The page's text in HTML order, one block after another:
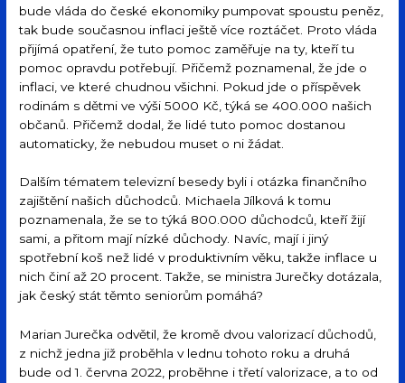
bude vláda do české ekonomiky pumpovat spoustu peněz,
tak bude současnou inflaci ještě více roztáčet. Proto vláda
přijímá opatření, že tuto pomoc zaměřuje na ty, kteří tu
pomoc opravdu potřebují. Přičemž poznamenal, že jde o
inflaci, ve které chudnou všichni. Pokud jde o příspěvek
rodinám s dětmi ve výši 5000 Kč, týká se 400.000 našich
občanů. Přičemž dodal, že lidé tuto pomoc dostanou
automaticky, že nebudou muset o ni žádat.
Dalším tématem televizní besedy byli i otázka finančního
zajištění našich důchodců. Michaela Jílková k tomu
poznamenala, že se to týká 800.000 důchodců, kteří žijí
sami, a přitom mají nízké důchody. Navíc, mají i jiný
spotřební koš než lidé v produktivním věku, takže inflace u
nich činí až 20 procent. Takže, se ministra Jurečky dotázala,
jak český stát těmto seniorům pomáhá?
Marian Jurečka odvětil, že kromě dvou valorizací důchodů,
z nichž jedna již proběhla v lednu tohoto roku a druhá
bude od 1. června 2022, proběhne i třetí valorizace, a to od